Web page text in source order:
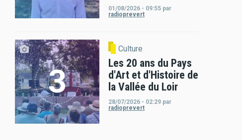
01/08/2026 - 09:55 par
radioprevert
Culture
Les 20 ans du Pays
d'Art et d'Histoire de
la Vallée du Loir
28/07/2026 - 02:29 par
radioprevert